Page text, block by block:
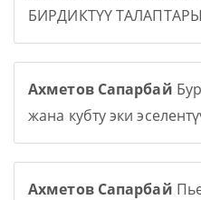
БИРДИКТҮҮ ТАЛАПТАРЫ
Ахметов Сапарбай
жана кубту эки
Ахметов Сапарбай